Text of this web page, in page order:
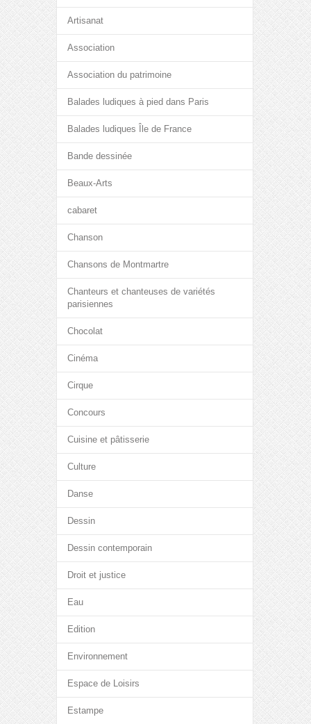
Artisanat
Association
Association du patrimoine
Balades ludiques à pied dans Paris
Balades ludiques Île de France
Bande dessinée
Beaux-Arts
cabaret
Chanson
Chansons de Montmartre
Chanteurs et chanteuses de variétés
parisiennes
Chocolat
Cinéma
Cirque
Concours
Cuisine et pâtisserie
Culture
Danse
Dessin
Dessin contemporain
Droit et justice
Eau
Edition
Environnement
Espace de Loisirs
Estampe